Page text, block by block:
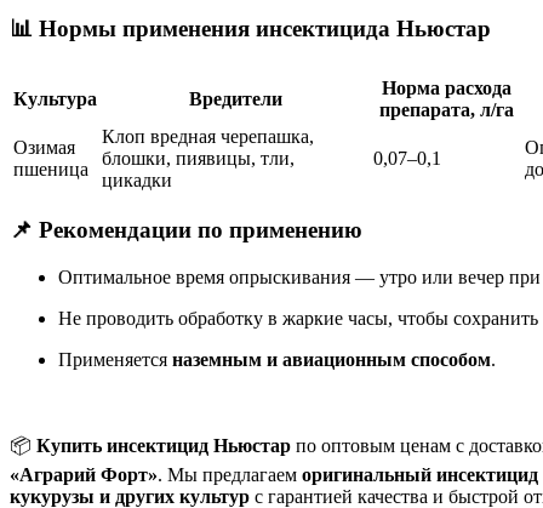
📊 Нормы применения инсектицида Ньюстар
Культура Вредители
Норма расхода
препарата, л/га
Озимая
пшеница
Клоп вредная черепашка,
блошки, пиявицы, тли,
цикадки
0,07–0,1
📌 Рекомендации по применению
Оптимальное время опрыскивания — утро или вечер при
Не проводить обработку в жаркие часы, чтобы
Применяется наземным и авиационным способом.
📦 Купить инсектицид Ньюстар по оптовым ценам с
«Аграрий Форт». Мы предлагаем оригинальный
кукурузы и других культур с гарантией качества и быстрой